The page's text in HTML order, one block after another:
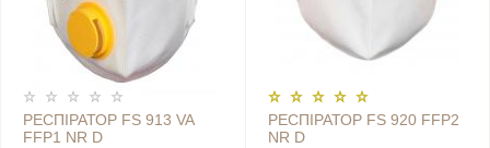
РЕСПІРАТОР FS 913 VA
FFP1 NR D
РЕСПІРАТОР FS 920 FFP2
NR D